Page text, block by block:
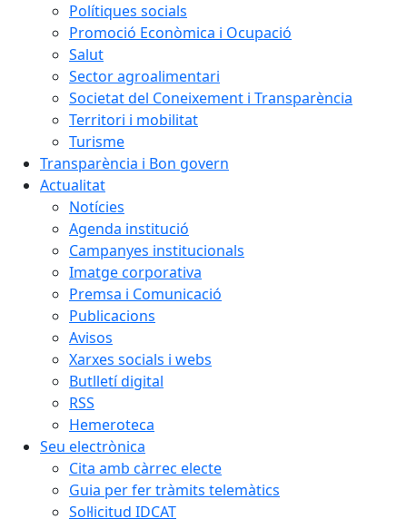
Polítiques socials
Promoció Econòmica i Ocupació
Salut
Sector agroalimentari
Societat del Coneixement i Transparència
Territori i mobilitat
Turisme
Transparència i Bon govern
Actualitat
Notícies
Agenda institució
Campanyes institucionals
Imatge corporativa
Premsa i Comunicació
Publicacions
Avisos
Xarxes socials i webs
Butlletí digital
RSS
Hemeroteca
Seu electrònica
Cita amb càrrec electe
Guia per fer tràmits telemàtics
Sol·licitud IDCAT